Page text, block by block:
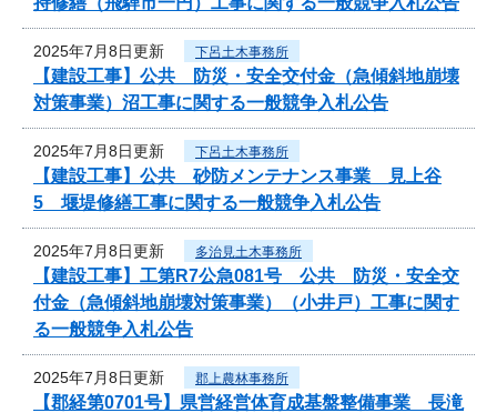
2025年7月8日更新 下呂土木事務所
【建設工事】公共 防災・安全交付金（急傾斜地崩壊
対策事業）沼工事に関する一般競争入札公告
2025年7月8日更新 下呂土木事務所
【建設工事】公共 砂防メンテナンス事業 見上谷
5 堰堤修繕工事に関する一般競争入札公告
2025年7月8日更新 多治見土木事務所
【建設工事】工第R7公急081号 公共 防災・安全交
付金（急傾斜地崩壊対策事業）（小井戸）工事に関す
る一般競争入札公告
2025年7月8日更新 郡上農林事務所
【郡経第0701号】県営経営体育成基盤整備事業 長滝